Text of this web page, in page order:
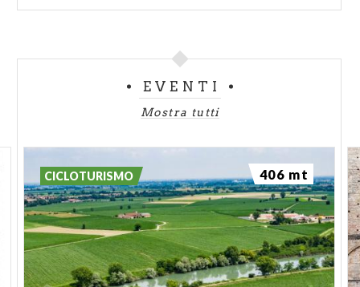
EVENTI
Mostra tutti
CICLOTURISMO 406 mt